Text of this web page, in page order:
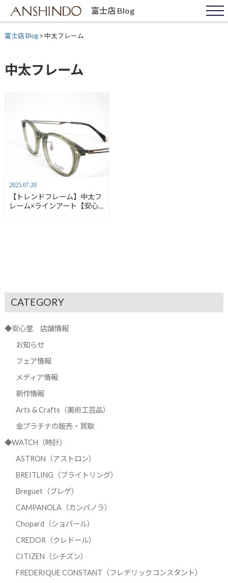
content
富士店 Blog
富士店 Blog>中太フレーム
中太フレーム
2025.07.20
【トレンドフレーム】中太フ
レーム×ラインアート【安心
CATEGORY
◆安心堂 店舗情報
お知らせ
フェア情報
メディア情報
新作情報
Arts & Crafts（美術工芸品）
金プラチナの販売・買取
◆WATCH（時計）
ASTRON（アストロン）
BREITLING（ブライトリング）
Breguet（ブレゲ）
CAMPANOLA（カンパノラ）
Chopard（ショパール）
CREDOR（クレドール）
CITIZEN（シチズン）
FREDERIQUE CONSTANT（フレデリックコンスタント）